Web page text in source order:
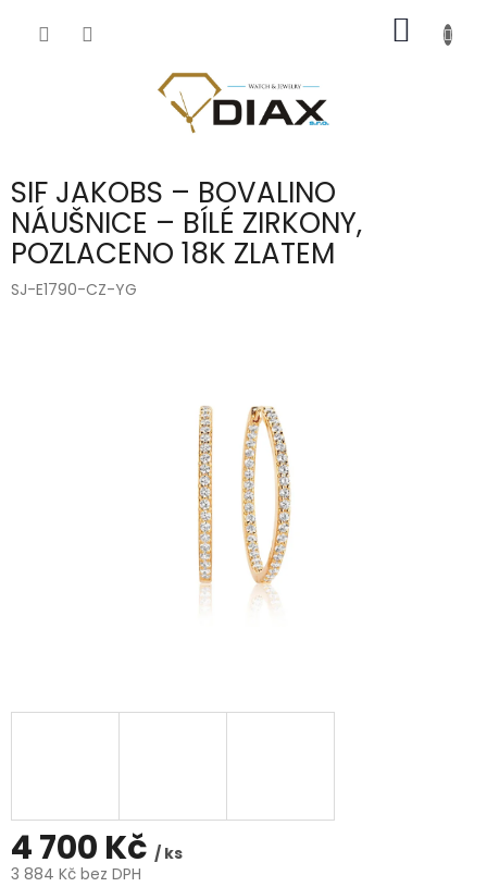
KOŠÍK
SIF JAKOBS – BOVALINO
NÁUŠNICE – BÍLÉ ZIRKONY,
POZLACENO 18K ZLATEM
SJ-E1790-CZ-YG
4 700 Kč / ks
3 884 Kč bez DPH